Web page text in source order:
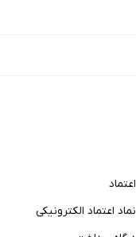
اعتماد
نماد اعتماد الکترونیکی